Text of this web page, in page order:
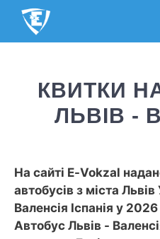
КВИТКИ
ЛЬВІВ -
На сайті E-Vokzal
автобусів з міста Львів
Валенсія Іспанія у 2026
Автобус Львів -